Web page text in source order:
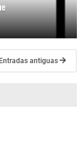
Entradas antiguas